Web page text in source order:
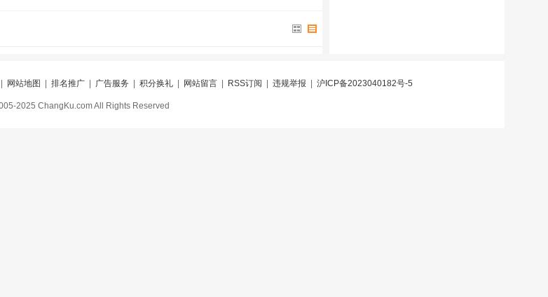
网站地图 排名推广| 广告服务 积分换礼| 网站留言| RSS订阅 违规举报 沪ICP备2023040182号-5
2025 ChangKu.com All Rights Reserved